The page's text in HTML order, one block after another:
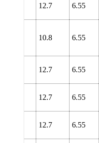
12.7 6.55
10.8 6.55
12.7 6.55
12.7 6.55
12.7 6.55